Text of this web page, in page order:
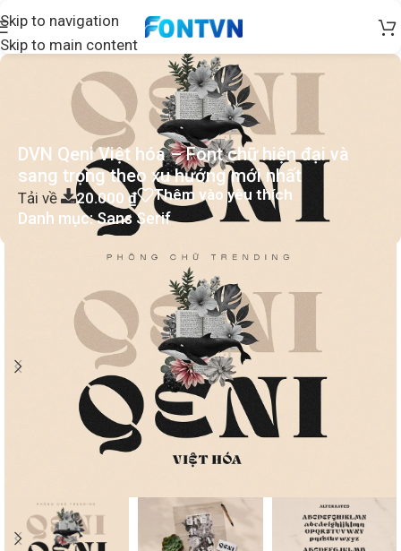
Skip to navigation
Skip to main content
DVN Qeni Việt hóa – Font chữ hiện đại và
sang trọng theo xu hướng mới nhất
Tải về 20.000 ₫ Thêm vào yêu thích
Danh mục:Sans Serif